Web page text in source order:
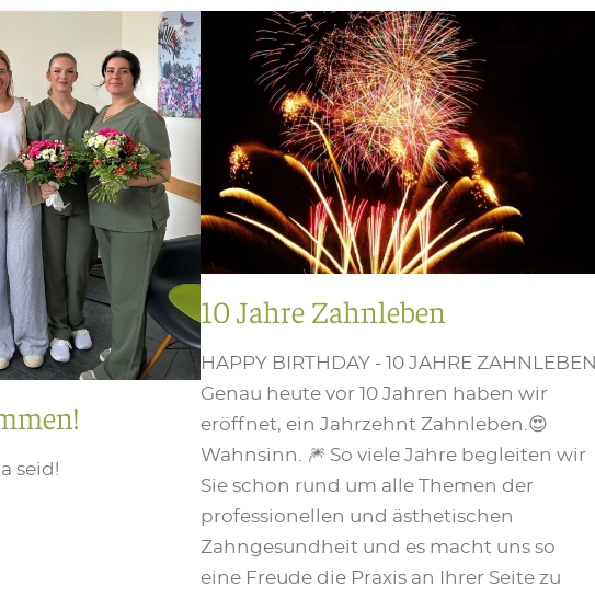
seid!
10 Jahre Zahnleben
HAPPY BIRTHDAY - 10 JAHRE ZAHNLEBEN
Genau heute vor 10 Jahren haben wir
eröffnet, ein Jahrzehnt Zahnleben.😍
Wahnsinn. 🎆 So viele Jahre begleiten wir
Sie schon rund um alle Themen der
professionellen und ästhetischen
Zahngesundheit und es macht uns so
eine Freude die Praxis an Ihrer Seite zu